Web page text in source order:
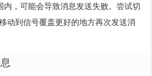
内，可能会导致消息发送失败。尝试切
动到信号覆盖更好的地方再次发送消